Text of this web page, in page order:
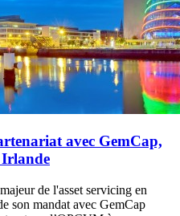
avec GemCap,
Irlande
de l'asset servicing en
son mandat avec GemCap